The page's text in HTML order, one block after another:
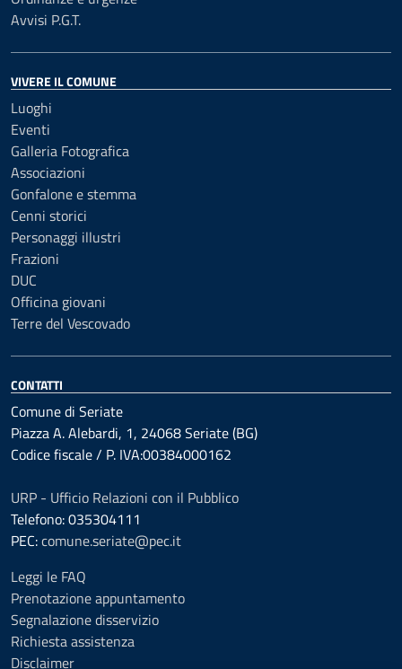
Avvisi P.G.T.
VIVERE IL COMUNE
Luoghi
Eventi
Galleria Fotografica
Associazioni
Gonfalone e stemma
Cenni storici
Personaggi illustri
Frazioni
DUC
Officina giovani
Terre del Vescovado
CONTATTI
Comune di Seriate
Piazza A. Alebardi, 1, 24068 Seriate (BG)
Codice fiscale / P. IVA:00384000162
URP - Ufficio Relazioni con il Pubblico
Telefono: 035304111
PEC:comune.seriate@pec.it
Leggi le FAQ
Prenotazione appuntamento
Segnalazione disservizio
Richiesta assistenza
Disclaimer